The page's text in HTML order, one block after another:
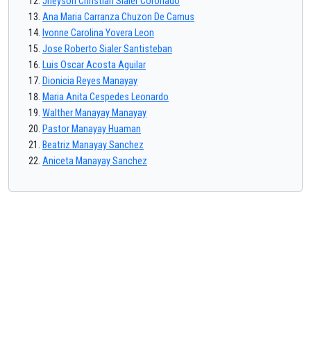
Ana Maria Carranza Chuzon De Camus
Ivonne Carolina Yovera Leon
Jose Roberto Sialer Santisteban
Luis Oscar Acosta Aguilar
Dionicia Reyes Manayay
Maria Anita Cespedes Leonardo
Walther Manayay Manayay
Pastor Manayay Huaman
Beatriz Manayay Sanchez
Aniceta Manayay Sanchez